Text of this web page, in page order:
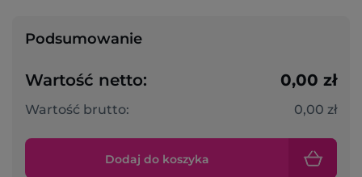
Podsumowanie
Wartość netto: 0,00 zł
Wartość brutto: 0,00 zł
Dodaj do koszyka